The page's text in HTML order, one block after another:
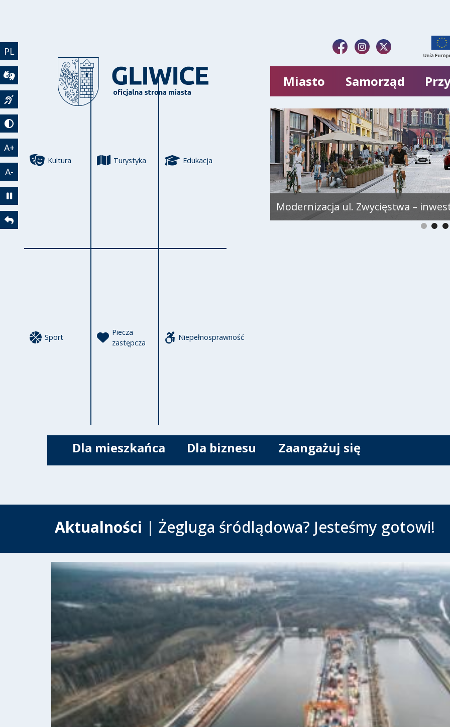
PL
Wideotłumacz
Język migowy
Tryb kontrastowy
A+
A-
Zatrzymaj animację
Powrót
Miasto Samorząd
Modernizacja ul. Zwycięstwa –
Kultura Turystyka Edukacja
Sport
Piecza
zastępcza
Niepełnosprawność
Dla mieszkańca Dla biznesu Zaangażuj się
Aktualności | Żegluga śródlądowa? Jesteśmy gotowi!